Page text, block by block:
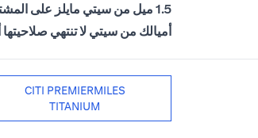
1.5 ميل من سيتي مايلز على المشتريات المحلية
أميالك من سيتي لا تنتهي صلاحيتها
CITI PREMIERMILES
TITANIUM